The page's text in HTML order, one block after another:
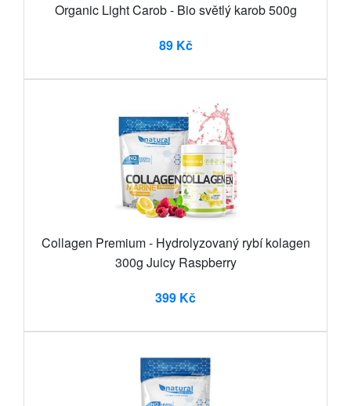
Organic Light Carob - Bio světlý karob 500g
89 Kč
Collagen Premium - Hydrolyzovaný rybí kolagen
300g Juicy Raspberry
399 Kč